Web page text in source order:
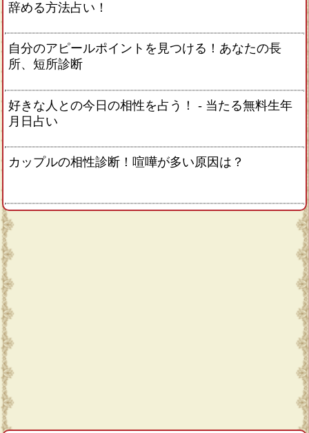
辞める方法占い！
自分のアピールポイントを見つける！あなたの長
所、短所診断
好きな人との今日の相性を占う！ ‐ 当たる無料生年
月日占い
カップルの相性診断！喧嘩が多い原因は？